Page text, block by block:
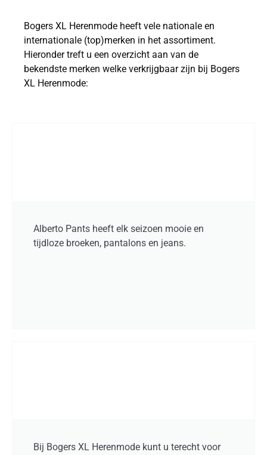
Bogers XL Herenmode heeft vele nationale en
internationale (top)merken in het assortiment.
Hieronder treft u een overzicht aan van de
bekendste merken welke verkrijgbaar zijn bij Bogers
XL Herenmode:
Alberto Pants heeft elk seizoen mooie en
tijdloze broeken, pantalons en jeans.
Bij Bogers XL Herenmode kunt u terecht voor